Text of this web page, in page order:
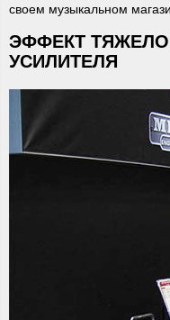
своем музыкальном
ЭФФЕКТ
УСИЛИТЕЛЯ